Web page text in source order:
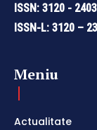
ISSN: 3120 - 2403
ISSN-L: 3120 –
Meniu
Actualitate